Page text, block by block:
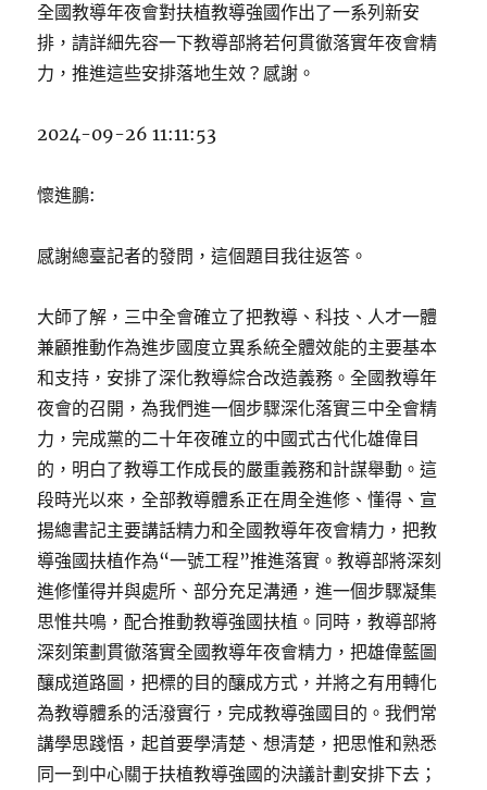
全國教導年夜會對扶植教導強國作出了一系列新安
排，請詳細先容一下教導部將若何貫徹落實年夜會精
力，推進這些安排落地生效？感謝。
2024-09-26 11:11:53
懷進鵬:
感謝總臺記者的發問，這個題目我往返答。
大師了解，三中全會確立了把教導、科技、人才一體
兼顧推動作為進步國度立異系統全體效能的主要基本
和支持，安排了深化教導綜合改造義務。全國教導年
夜會的召開，為我們進一個步驟深化落實三中全會精
力，完成黨的二十年夜確立的中國式古代化雄偉目
的，明白了教導工作成長的嚴重義務和計謀舉動。這
段時光以來，全部教導體系正在周全進修、懂得、宣
揚總書記主要講話精力和全國教導年夜會精力，把教
導強國扶植作為“一號工程”推進落實。教導部將深刻
進修懂得并與處所、部分充足溝通，進一個步驟凝集
思惟共鳴，配合推動教導強國扶植。同時，教導部將
深刻策劃貫徹落實全國教導年夜會精力，把雄偉藍圖
釀成道路圖，把標的目的釀成方式，并將之有用轉化
為教導體系的活潑實行，完成教導強國目的。我們常
講學思踐悟，起首要學清楚、想清楚，把思惟和熟悉
同一到中心關于扶植教導強國的決議計劃安排下去；